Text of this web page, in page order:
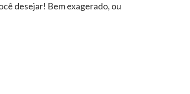
desejar! Bem exagerado, ou